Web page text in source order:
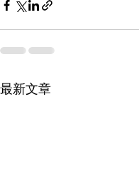
最新文章